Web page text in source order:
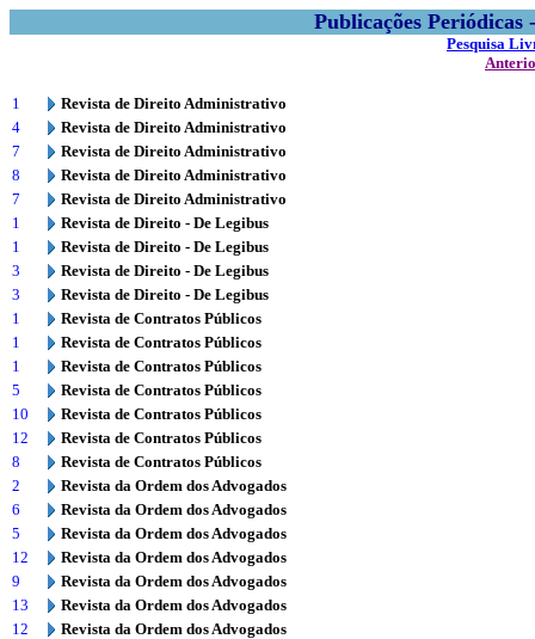
Publicações
Pesquisa
1
Revista de Direito Administrativo
4
Revista de Direito Administrativo
7
Revista de Direito Administrativo
8
Revista de Direito Administrativo
7
Revista de Direito Administrativo
1
Revista de Direito - De Legibus
1
Revista de Direito - De Legibus
3
Revista de Direito - De Legibus
3
Revista de Direito - De Legibus
1
Revista de Contratos Públicos
1
Revista de Contratos Públicos
1
Revista de Contratos Públicos
5
Revista de Contratos Públicos
10
Revista de Contratos Públicos
12
Revista de Contratos Públicos
8
Revista de Contratos Públicos
2
Revista da Ordem dos Advogados
6
Revista da Ordem dos Advogados
5
Revista da Ordem dos Advogados
12
Revista da Ordem dos Advogados
9
Revista da Ordem dos Advogados
13
Revista da Ordem dos Advogados
12
Revista da Ordem dos Advogados